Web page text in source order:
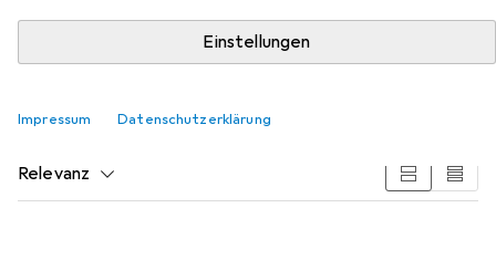
Einstellungen
Impressum Datenschutzerklärung
Serverschrank Zubehör.
Roline
Relevanz